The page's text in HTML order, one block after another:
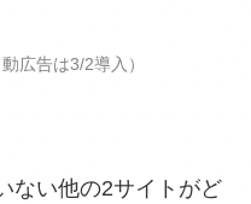
広告は3/2導入）
ない他の2サイトがど